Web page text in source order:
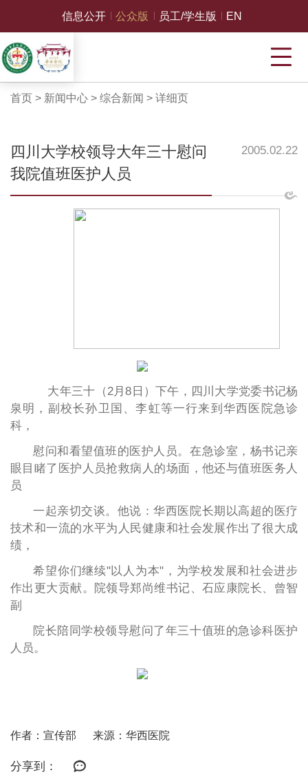
信息公开 公众版 员工/学生版 EN
首页 > 新闻中心> 综合新闻 > 详细页
四川大学校领导大年三十慰问
我院值班医护人员
2005.02.22
大年三十（2月8日）下午，四川大学党委书记杨
泉明，副校长孙卫国、李虹等一行来到华西医院急诊
科，
慰问和看望值班的医护人员。在急诊室，杨书记亲
眼目睹了医护人员抢救病人的场面，他还与值班医务人
员
一起亲切交谈。他说：华西医院长期以高超的医疗
技术和一流的水平为人民健康和社会发展作出了很大成
绩，
希望你们继续"以人为本"，为学校发展和社会进步
作出更大贡献。院领导郑尚维书记、石应康院长、曾智
副
院长陪同学校领导慰问了年三十值班的急诊科医护
人员。
作者：宣传部 来源：华西医院
分享到：